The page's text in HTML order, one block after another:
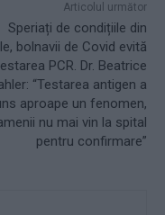
Articolul următor
Speriați de condițiile din
bolnavii de Covid evită
PCR. Dr. Beatrice
“Testarea antigen a
aproape un fenomen,
nu mai vin la spital
pentru confirmare”